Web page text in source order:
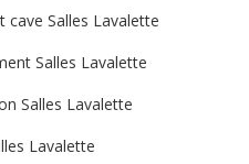
cave Salles Lavalette
Salles Lavalette
Salles Lavalette
Lavalette